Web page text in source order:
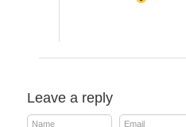
Leave a reply